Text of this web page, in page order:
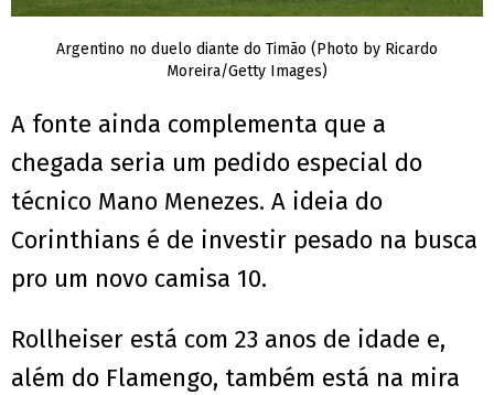
Argentino no duelo diante do Timão (Photo by Ricardo
Moreira/Getty Images)
A fonte ainda complementa que a
chegada seria um pedido especial do
técnico Mano Menezes. A ideia do
Corinthians é de investir pesado na busca
pro um novo camisa 10.
Rollheiser está com 23 anos de idade e,
além do Flamengo, também está na mira